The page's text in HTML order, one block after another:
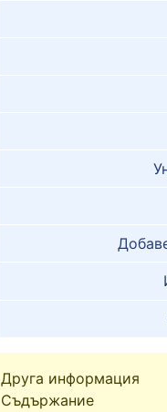
Друга информация
Съдържание